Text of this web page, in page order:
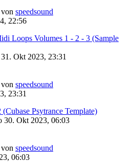
von speedsound
22:56
Loops Volumes 1 - 2 - 3 (Sample
Okt 2023, 23:31
von speedsound
23:31
Psytrance Template)
30. Okt 2023, 06:03
von speedsound
06:03